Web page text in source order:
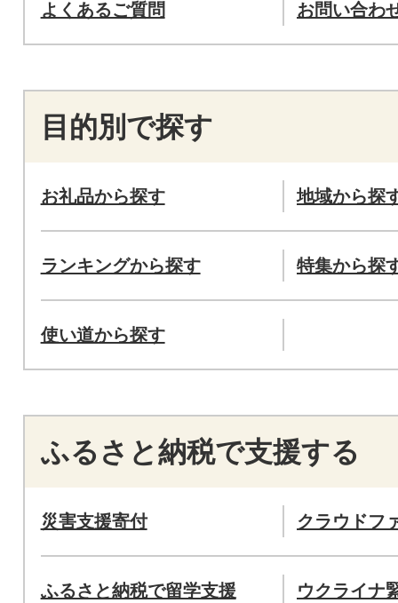
よくあるご質問 お問い合わ
目的別で探す
お礼品から探す 地域から探
ランキングから探す 特集から探
使い道から探す
ふるさと納税で支援する
災害支援寄付 クラウドフ
ふるさと納税で留学支援 ウクライナ